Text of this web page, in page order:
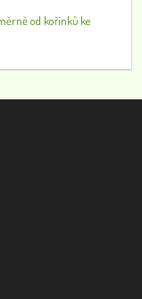
od kořínků ke